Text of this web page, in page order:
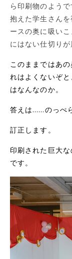
ら印刷物のよう
抱えた学生さん
ースの奥に吸い
にはない仕切りが
このままではあ
れはよくないぞ
はなんなのか。
答えは……のっぺ
訂正します。
印刷された巨大
です。